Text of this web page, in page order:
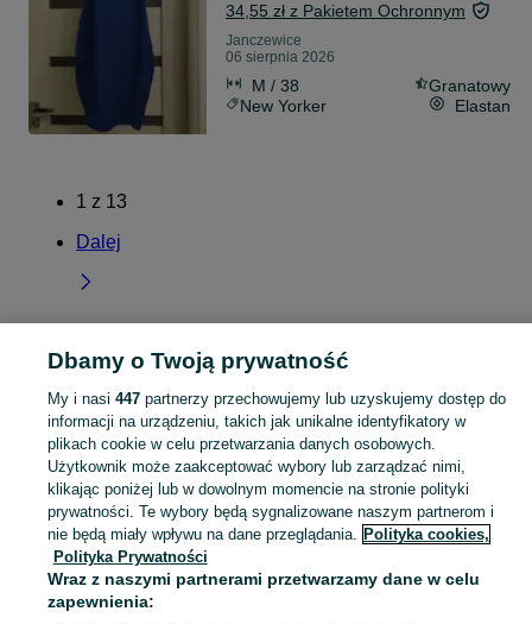
34,55 zł z Pakietem Ochronnym
Janczewice
06 sierpnia 2026
M / 38
Granatowy
New Yorker
Elastan
1 z 13
Dalej
Strona główna Mazowieckie Janczewice
KATEGORIA
Popularne wyszukiwania
stelaż biurka elektryczne
Skorzystaj z największego serwisu ogłoszeniowego - Janczewice i okolice! Kupuj to, czego pragniesz i sprzedawaj to, czego już nie potrzebujesz! Zobacz
Dbamy o Twoją prywatność
My i nasi 447partnerzy przechowujemy lub uzyskujemy dostęp do
informacji na urządzeniu, takich jak unikalne identyfikatory w
plikach cookie w celu przetwarzania danych osobowych.
Użytkownik może zaakceptować wybory lub zarządzać nimi,
klikając poniżej lub w dowolnym momencie na stronie polityki
prywatności. Te wybory będą sygnalizowane naszym partnerom i
nie będą miały wpływu na dane przeglądania. Polityka cookies,
Polityka Prywatności
Wraz z naszymi partnerami przetwarzamy dane w celu
zapewnienia: